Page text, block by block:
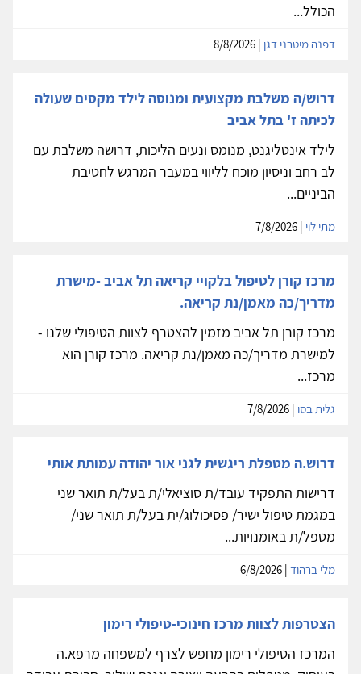
הכולל...
דפנה מיטרני דגן
דרוש/ה משלבת מקצועית ומנוסה לילד מקסים שעולה
לכיתה ז' בתל אביב
לילד אינטליגנט, מנומס ונעים הליכות, דרושה משלבת עם
לב רחב וניסיון מוכח לליווי במעבר המרגש לחטיבת
הביניים...
מתי לוי
מרכז קורן לטיפול בלקויי קריאה תל אביב -מישרת
מדריך/כה מאמן/נת קריאה.
מרכז קורן תל אביב מזמין להצטרף לצוות הטיפולי שלנו -
למישרת מדריך/כה מאמן/נת קריאה. מרכז קורן הוא
מרכז...
גלית בסו
דרוש.ה מטפלת ריגשית לגני אור יהודה עמותת אותי
דרישות התפקיד עובד/ת סוציאלי/ת בעל/ת תואר שני
במגמת טיפול ישיר/ פסיכולוג/ית בעל/ת תואר שני/
מטפל/ת באומנויות...
מלי ברהוד
הצטרפות לצוות מרכז חינוכי-טיפולי רימון
המרכז הטיפולי רימון מחפש לצרף למשפחה מרפא.ה